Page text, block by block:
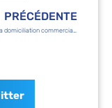
PRÉCÉDENTE
Tout savoir sur la domiciliation commerciale